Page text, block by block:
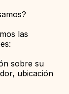
las
sobre su
ubicación